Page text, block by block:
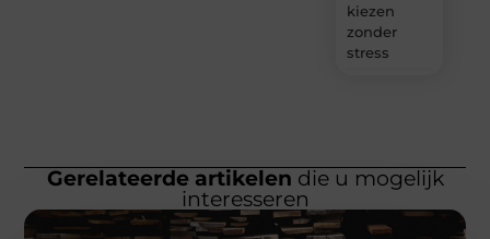
kiezen
zonder
stress
Gerelateerde artikelen die u mogelijk
interesseren